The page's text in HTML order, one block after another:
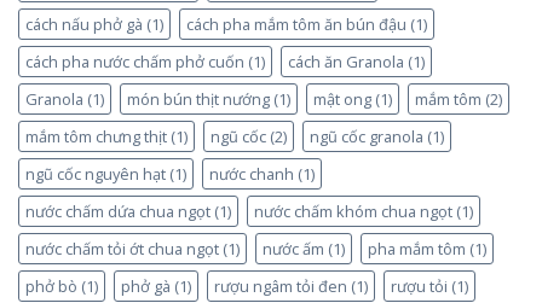
cách nấu phở gà (1) cách pha mắm tôm ăn bún đậu (1)
cách pha nước chấm phở cuốn (1) cách ăn Granola (1)
Granola (1) món bún thịt nướng (1) mật ong (1) mắm tôm (2)
mắm tôm chưng thịt (1) ngũ cốc (2) ngũ cốc granola (1)
ngũ cốc nguyên hạt (1) nước chanh (1)
nước chấm dứa chua ngọt (1) nước chấm khóm chua ngọt (1)
nước chấm tỏi ớt chua ngọt (1) nước ấm (1) pha mắm tôm (1)
phở bò (1) phở gà (1) rượu ngâm tỏi đen (1) rượu tỏi (1)